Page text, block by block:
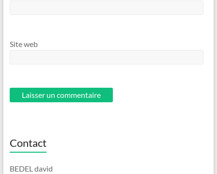
Site web
Contact
BEDEL david